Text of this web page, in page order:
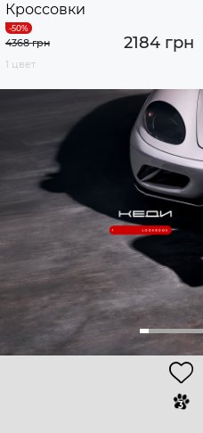
Кроссовки
2184 грн
4368 грн
1 цвет